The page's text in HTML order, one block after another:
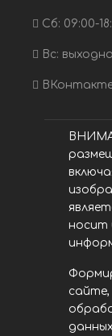
Сб: 09:00-
Вс:
носит